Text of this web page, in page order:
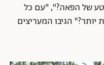
של הפאה?", "עם כל
הגיבו המעריצים